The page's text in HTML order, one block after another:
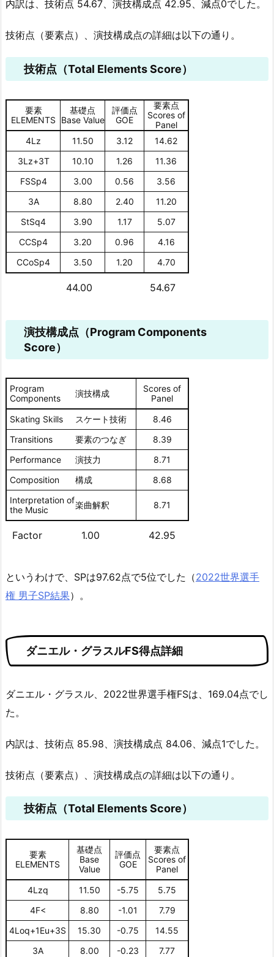
内訳は、技術点 54.67、演技構成点 42.95、減点0でした。
技術点（要素点）、演技構成点の詳細は以下の通り。
技術点（Total Elements Score）
要素
ELEMENTS
基礎点
Base Value
評価点
GOE
要素点
Scores of
Panel
4Lz
11.50 3.12
14.62
3Lz+3T
10.10 1.26
11.36
FSSp4
3.00 0.56
3.56
3A
8.80 2.40
11.20
StSq4
3.90 1.17
5.07
CCSp4
3.20 0.96
4.16
CCoSp4
3.50 1.20 4.70
44.00 54.67
演技構成点（Program Components
Score）
Program
Components
演技構成
Scores of
Panel
Skating Skills
スケート技術
8.46
Transitions
要素のつなぎ
8.39
Performance
演技力
8.71
Composition
構成
8.68
Interpretation of
the Music
楽曲解釈 8.71
Factor 1.00 42.95
というわけで、SPは97.62点で5位でした（2022世界選手
権 男子SP結果）。
ダニエル・グラスルFS得点詳細
ダニエル・グラスル、2022世界選手権FSは、169.04点でし
た。
内訳は、技術点 85.98、演技構成点 84.06、減点1でした。
技術点（要素点）、演技構成点の詳細は以下の通り。
技術点（Total Elements Score）
要素
ELEMENTS
基礎点
Base
Value
評価点
GOE
要素点
Scores of
Panel
4Lzq
11.50 -5.75
5.75
4F<
8.80 -1.01
7.79
4Loq+1Eu+3S
15.30 -0.75
14.55
3A
8.00 -0.23 7.77